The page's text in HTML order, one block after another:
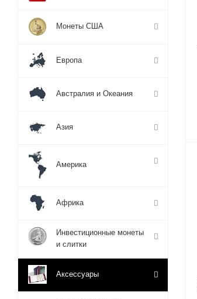
Монеты США
Европа
Австралия и Океания
Азия
Америка
Африка
Инвестиционные монеты
и слитки
Аксессуары